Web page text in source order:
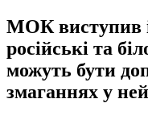
МОК виступив
російські та
можуть бути
змаганнях у